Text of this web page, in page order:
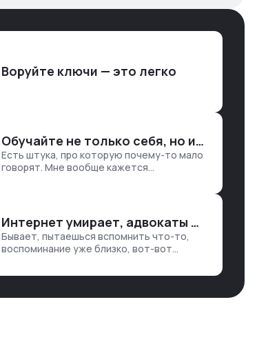
Воруйте ключи — это легко
Обучайте не только себя, но и клиентов
Есть штука, про которую почему-то мало
говорят. Мне вообще кажется
е…
Интернет умирает, адвокаты и судьи в растерянности, а я хочу песню
Бывает, пытаешься вспомнить что-то,
воспоминание уже близко, вот-вот
но… Нет. И так часами. Или днями. А то и